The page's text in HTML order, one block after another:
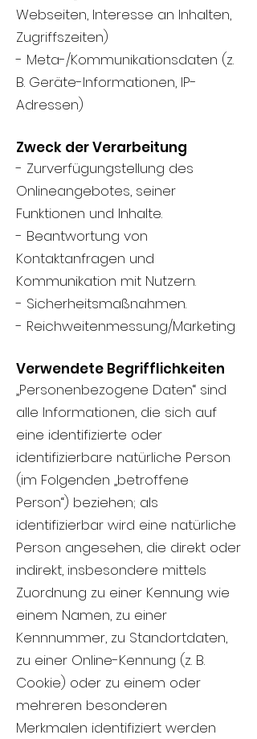
Webseiten, Interesse an Inhalten,
Zugriffszeiten)
- Meta-/Kommunikationsdaten (z.
B. Geräte-Informationen, IP-
Adressen)
Zweck der Verarbeitung
- Zurverfügungstellung des
Onlineangebotes, seiner
Funktionen und Inhalte.
- Beantwortung von
Kontaktanfragen und
Kommunikation mit Nutzern.
- Sicherheitsmaßnahmen.
- Reichweitenmessung/Marketing
Verwendete Begrifflichkeiten
„Personenbezogene Daten“ sind
alle Informationen, die sich auf
eine identifizierte oder
identifizierbare natürliche Person
(im Folgenden „betroffene
Person“) beziehen; als
identifizierbar wird eine natürliche
Person angesehen, die direkt oder
indirekt, insbesondere mittels
Zuordnung zu einer Kennung wie
einem Namen, zu einer
Kennnummer, zu Standortdaten,
zu einer Online-Kennung (z. B.
Cookie) oder zu einem oder
mehreren besonderen
Merkmalen identifiziert werden